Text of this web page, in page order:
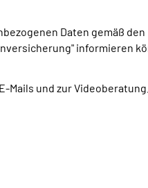
Daten gemäß den
informieren
Mails und zur